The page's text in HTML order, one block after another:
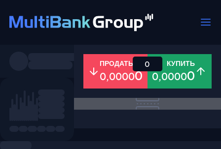
Все Форекс Металлы
ПРОДАТЬ
0,00000
КУПИТЬ
0,00000
0